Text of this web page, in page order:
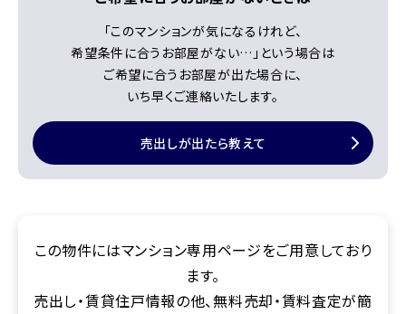
「このマンションが気になるけれど、
希望条件に合うお部屋がない…」 という場合は
ご希望に合うお部屋が出た場合に、
いち早くご連絡いたします。
売出しが出たら教えて
この物件にはマンション専用ページをご用意しており
ます。
売出し・賃貸住戸情報の他、無料売却・賃料査定が簡